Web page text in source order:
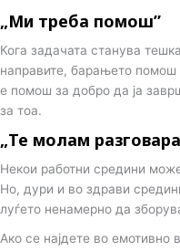
„Ми треба помош”
Кога задачата станува
направите, барањето
е помош за добро да ја
за тоа.
„Те молам
Некои работни средини
Но, дури и во здрави
луѓето ненамерно да
Ако се најдете во емотивно